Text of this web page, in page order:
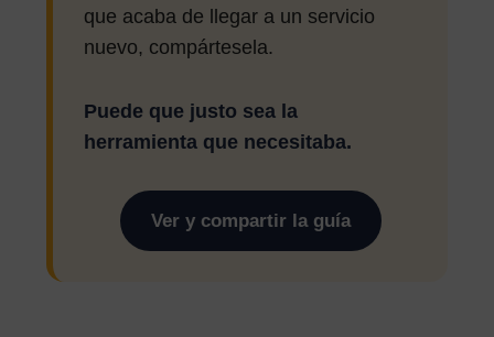
que acaba de llegar a un servicio
nuevo, compártesela.
Puede que justo sea la
herramienta que necesitaba.
Ver y compartir la guía